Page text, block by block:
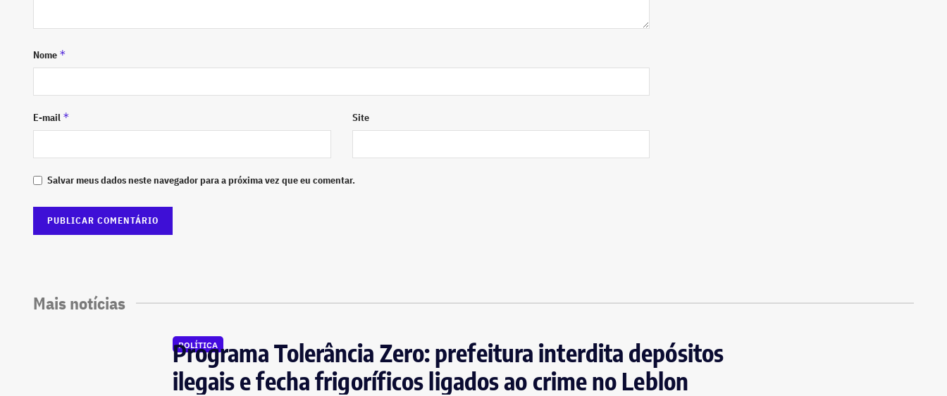
Nome *
E-mail * Site
Salvar meus dados neste navegador para a próxima vez que eu comentar.
Mais notícias
POLÍTICA
Programa Tolerância Zero: prefeitura interdita depósitos
ilegais e fecha frigoríficos ligados ao crime no Leblon